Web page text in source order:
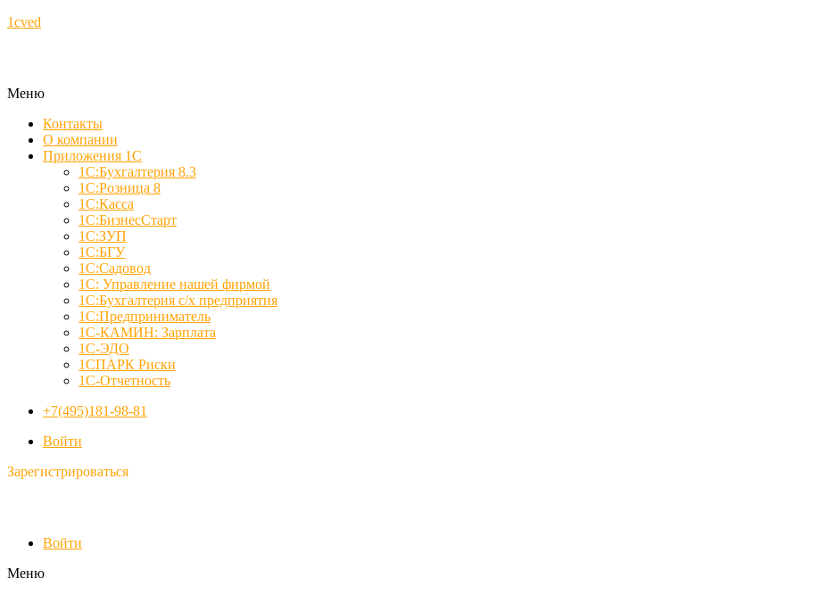
1cved
Меню
Контакты
О компании
Приложения 1С
1С:Бухгалтерия 8.3
1С:Розница 8
1С:Касса
1С:БизнесСтарт
1С:ЗУП
1С:БГУ
1С:Садовод
1С: Управление нашей фирмой
1С:Бухгалтерия с/х предприятия
1С:Предприниматель
1С-КАМИН: Зарплата
1С-ЭДО
1СПАРК Риски
1С-Отчетность
+7(495)181-98-81
Войти
Зарегистрироваться
Войти
Меню